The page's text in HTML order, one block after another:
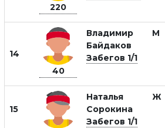
220
14
40
Владимир
Байдаков
Забегов 1/1
М
15
Наталья
Сорокина
Забегов 1/1
Ж